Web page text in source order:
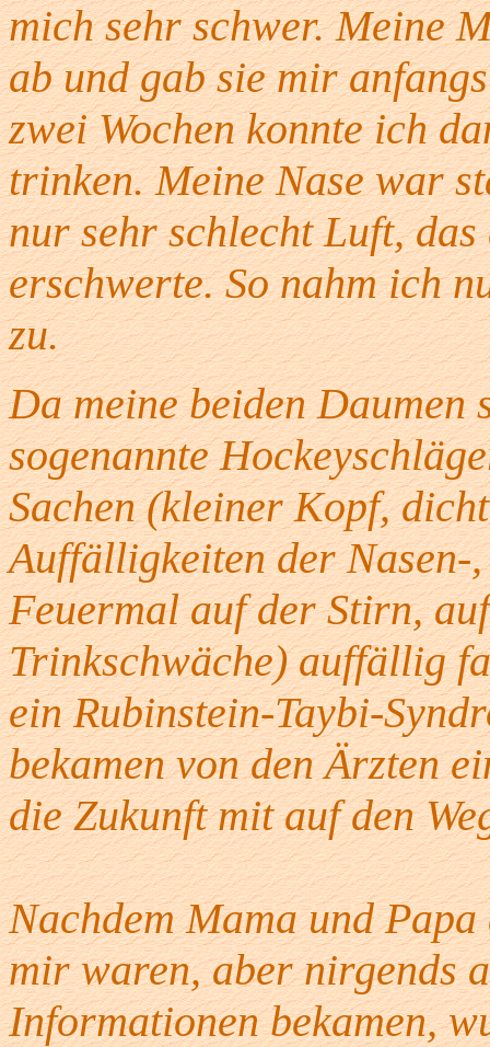
mich sehr schwer. Meine
ab und gab sie mir
zwei Wochen konnte ich
trinken. Meine Nase war
nur sehr schlecht Luft,
erschwerte. So nahm ich
zu.
Da meine beiden Daumen
sogenannte
Sachen (kleiner Kopf,
Auffälligkeiten der Nasen-
Feuermal auf der Stirn,
Trinkschwäche) auffällig
ein Rubinstein-Taybi-
bekamen von den Ärzten
die Zukunft mit auf den
Nachdem Mama und
mir waren, aber nirgends
Informationen bekamen,